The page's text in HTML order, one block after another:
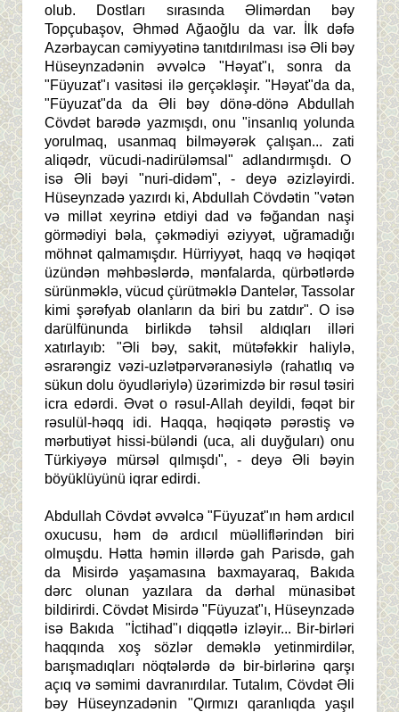
olub. Dostları sırasında Əlimərdan bəy
Topçubaşov, Əhməd Ağaoğlu da var. İlk dəfə
Azərbaycan cəmiyyətinə tanıtdırılması isə Əli bəy
Hüseynzadənin əvvəlcə "Həyat"ı, sonra da
"Füyuzat"ı vasitəsi ilə gerçəkləşir. "Həyat"da da,
"Füyuzat"da da Əli bəy dönə-dönə Abdullah
Cövdət barədə yazmışdı, onu "insanlıq yolunda
yorulmaq, usanmaq bilməyərək çalışan... zati
aliqədr, vücudi-nadirüləmsal" adlandırmışdı. O
isə Əli bəyi "nuri-didəm", - deyə əzizləyirdi.
Hüseynzadə yazırdı ki, Abdullah Cövdətin "vətən
və millət xeyrinə etdiyi dad və fəğandan naşi
görmədiyi bəla, çəkmədiyi əziyyət, uğramadığı
möhnət qalmamışdır. Hürriyyət, haqq və həqiqət
üzündən məhbəslərdə, mənfalarda, qürbətlərdə
sürünməklə, vücud çürütməklə Dantelər, Tassolar
kimi şərəfyab olanların da biri bu zatdır". O isə
darülfünunda birlikdə təhsil aldıqları illəri
xatırlayıb: "Əli bəy, sakit, mütəfəkkir haliylə,
əsrarəngiz vəzi-uzlətpərvəranəsiylə (rahatlıq və
sükun dolu öyudləriylə) üzərimizdə bir rəsul təsiri
icra edərdi. Əvət o rəsul-Allah deyildi, fəqət bir
rəsulül-həqq idi. Haqqa, həqiqətə pərəstiş və
mərbutiyət hissi-büləndi (uca, ali duyğuları) onu
Türkiyəyə mürsəl qılmışdı", - deyə Əli bəyin
böyüklüyünü iqrar edirdi.
Abdullah Cövdət əvvəlcə "Füyuzat"ın həm ardıcıl
oxucusu, həm də ardıcıl müəlliflərindən biri
olmuşdu. Hətta həmin illərdə gah Parisdə, gah
da Misirdə yaşamasına baxmayaraq, Bakıda
dərc olunan yazılara da dərhal münasibət
bildirirdi. Cövdət Misirdə "Füyuzat"ı, Hüseynzadə
isə Bakıda "İctihad"ı diqqətlə izləyir... Bir-birləri
haqqında xoş sözlər deməklə yetinmirdilər,
barışmadıqları nöqtələrdə də bir-birlərinə qarşı
açıq və səmimi davranırdılar. Tutalım, Cövdət Əli
bəy Hüseynzadənin "Qırmızı qaranlıqda yaşıl